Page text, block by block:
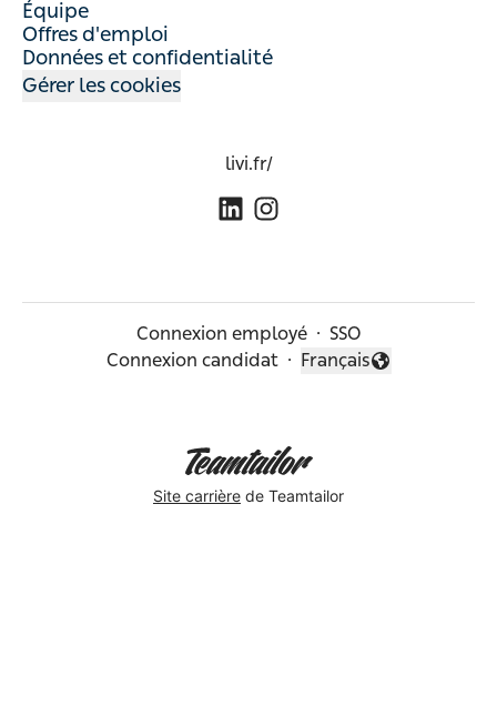
Équipe
Offres d'emploi
Données et confidentialité
Gérer les cookies
livi.fr/
Connexion employé · SSO
Connexion candidat ·
Changer la langue
Français
Site carrière de Teamtailor